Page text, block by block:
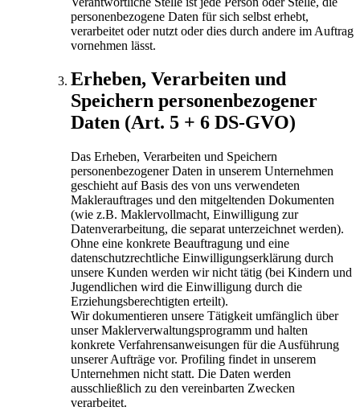
personenbezogene Daten für sich selbst erhebt,
verarbeitet oder nutzt oder dies durch andere im Auftrag
vornehmen lässt.
Erheben, Verarbeiten und
Speichern personenbezogener
Daten (Art. 5 + 6 DS-GVO)
Das Erheben, Verarbeiten und Speichern
personenbezogener Daten in unserem Unternehmen
geschieht auf Basis des von uns verwendeten
Maklerauftrages und den mitgeltenden Dokumenten
(wie z.B. Maklervollmacht, Einwilligung zur
Datenverarbeitung, die separat unterzeichnet werden).
Ohne eine konkrete Beauftragung und eine
datenschutzrechtliche Einwilligungserklärung durch
unsere Kunden werden wir nicht tätig (bei Kindern und
Jugendlichen wird die Einwilligung durch die
Erziehungsberechtigten erteilt).
Wir dokumentieren unsere Tätigkeit umfänglich über
unser Maklerverwaltungsprogramm und halten
konkrete Verfahrensanweisungen für die Ausführung
unserer Aufträge vor. Profiling findet in unserem
Unternehmen nicht statt. Die Daten werden
ausschließlich zu den vereinbarten Zwecken
verarbeitet.